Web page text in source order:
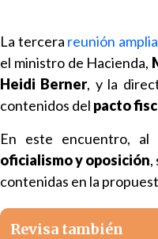
La tercera reunión
el ministro de Hacienda,
Heidi Berner, y la
contenidos del pacto
En este encuentro, al
oficialismo y oposición,
contenidas en la
Revisa también